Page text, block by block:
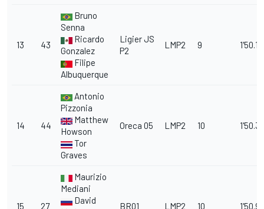
13 43
Bruno
Senna
Ricardo
Gonzalez
Filipe
Albuquerque
Ligier JS
P2
LMP2 9
14 44
Antonio
Pizzonia
Matthew
Howson
Tor
Graves
Oreca 05 LMP2 10
15 27
Maurizio
Mediani
David
BR01 LMP2 10